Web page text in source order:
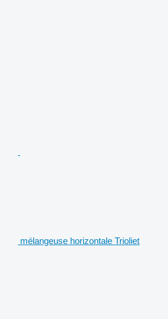
mélangeuse horizontale Trioliet